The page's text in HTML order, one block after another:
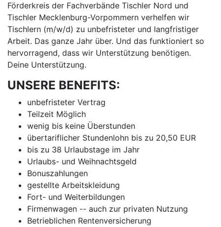
Förderkreis der Fachverbände Tischler Nord und
Tischler Mecklenburg-Vorpommern verhelfen wir
Tischlern (m/w/d) zu unbefristeter und langfristiger
Arbeit. Das ganze Jahr über. Und das funktioniert so
hervorragend, dass wir Unterstützung benötigen.
Deine Unterstützung.
UNSERE BENEFITS:
unbefristeter Vertrag
Teilzeit Möglich
wenig bis keine Überstunden
übertariflicher Stundenlohn bis zu 20,50 EUR
bis zu 38 Urlaubstage im Jahr
Urlaubs- und Weihnachtsgeld
Bonuszahlungen
gestellte Arbeitskleidung
Fort- und Weiterbildungen
Firmenwagen -- auch zur privaten Nutzung
Betrieblichen Rentenversicherung